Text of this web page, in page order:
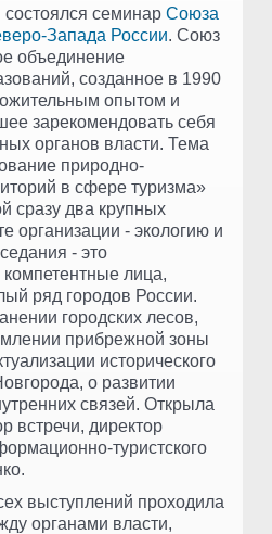
семинар Союза
Запада России. Союз
объединение
созданное в 1990
опытом и
зарекомендовать себя
органов власти. Тема
природно-
в сфере туризма»
сразу два крупных
организации - экологию и
- это
лица,
ряд городов России.
городских лесов,
прибрежной зоны
исторического
о развитии
связей. Открыла
встречи, директор
туристского
выступлений проходила
органами власти,